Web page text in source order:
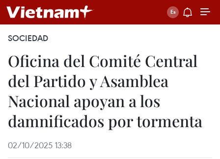
SOCIEDAD
Oficina del Comité Central
del Partido y Asamblea
Nacional apoyan a los
damnificados por tormenta
02/10/2025 13:38